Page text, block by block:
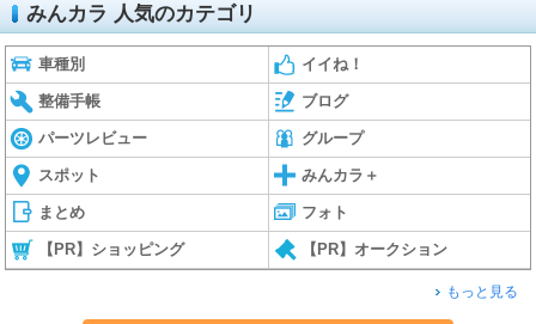
みんカラ 人気のカテゴリ
車種別 イイね！
整備手帳 ブログ
パーツレビュー グループ
スポット みんカラ＋
まとめ フォト
【PR】ショッピング 【PR】オークション
もっと見る